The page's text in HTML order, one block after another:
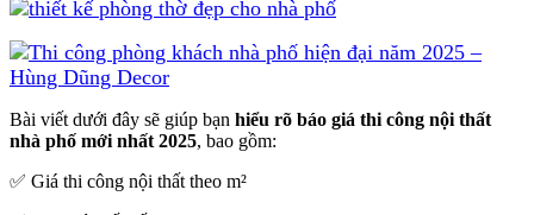
Bài viết dưới đây sẽ giúp bạn hiểu rõ báo giá thi công nội thất
nhà phố mới nhất 2025, bao gồm:
✅ Giá thi công nội thất theo m²